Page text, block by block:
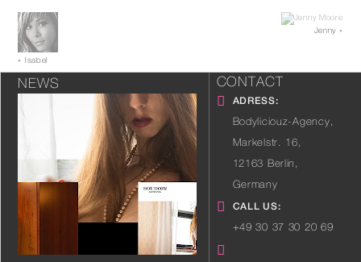
« Isabel
Jenny »
NEWS CONTACT
ADRESS:
Bodyliciouz-Agency,
Markelstr. 16,
12163 Berlin ,
Germany
CALL US:
+49 30 37 30 20 69